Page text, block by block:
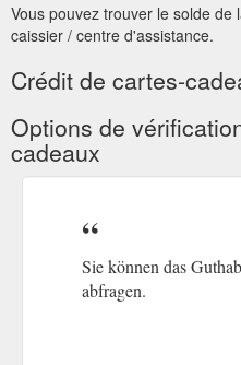
Vous pouvez trouver le solde
caissier / centre d'assistance.
Crédit de cartes-
Options de
cadeaux
Sie können das
abfragen.